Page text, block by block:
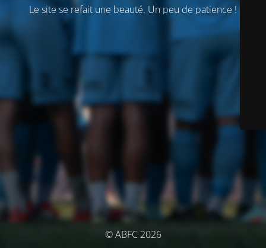
Le site se refait une beauté. Un peu de patience !
© ABFC 2026